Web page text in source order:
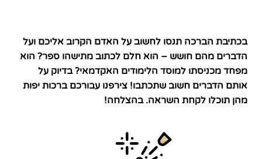
בכתיבת הברכה תנסו לחשוב על האדם הקרוב אליכם ועל
הדברים מהם חושש – הוא חלם לכתוב מתישהו ספר? הוא
מפחד מכניסתו למוסד הלימודים האקדמאי? בדיוק על
אותם הדברים חשוב שתכתבו! צירפנו עבורכם ברכות יפות
מהן תוכלו לקחת השראה. בהצלחה!